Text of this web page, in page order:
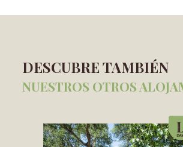
DESCUBRE TAMBIÉN
NUESTROS OTROS